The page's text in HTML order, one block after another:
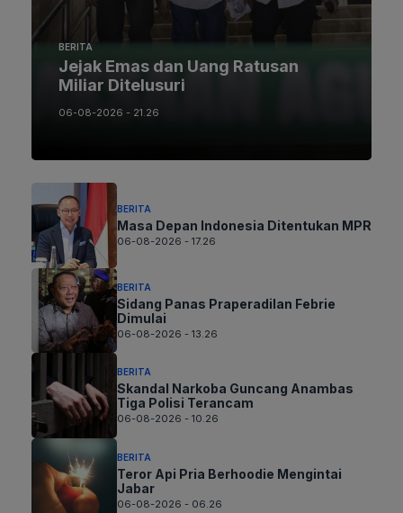
BERITA
Jejak Emas dan Uang Ratusan
Miliar Ditelusuri
06-08-2026 - 21.26
BERITA
Masa Depan Indonesia Ditentukan MPR
06-08-2026 - 17.26
BERITA
Sidang Panas Praperadilan Febrie
Dimulai
06-08-2026 - 13.26
BERITA
Skandal Narkoba Guncang Anambas
Tiga Polisi Terancam
06-08-2026 - 10.26
BERITA
Teror Api Pria Berhoodie Mengintai
Jabar
06-08-2026 - 06.26